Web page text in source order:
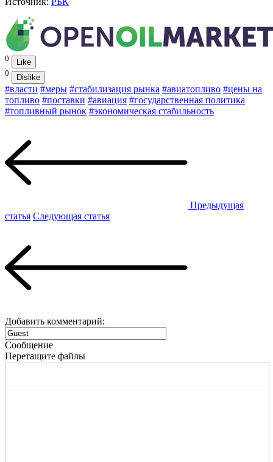
0
Like
0
Dislike
#власти #меры #стабилизация рынка #авиатопливо #цены на
топливо #поставки #авиация #государственная политика
#топливный рынок #экономическая стабильность
Предыдущая
статья Следующая статья
Добавить комментарий:
Сообщение
Перетащите файлы